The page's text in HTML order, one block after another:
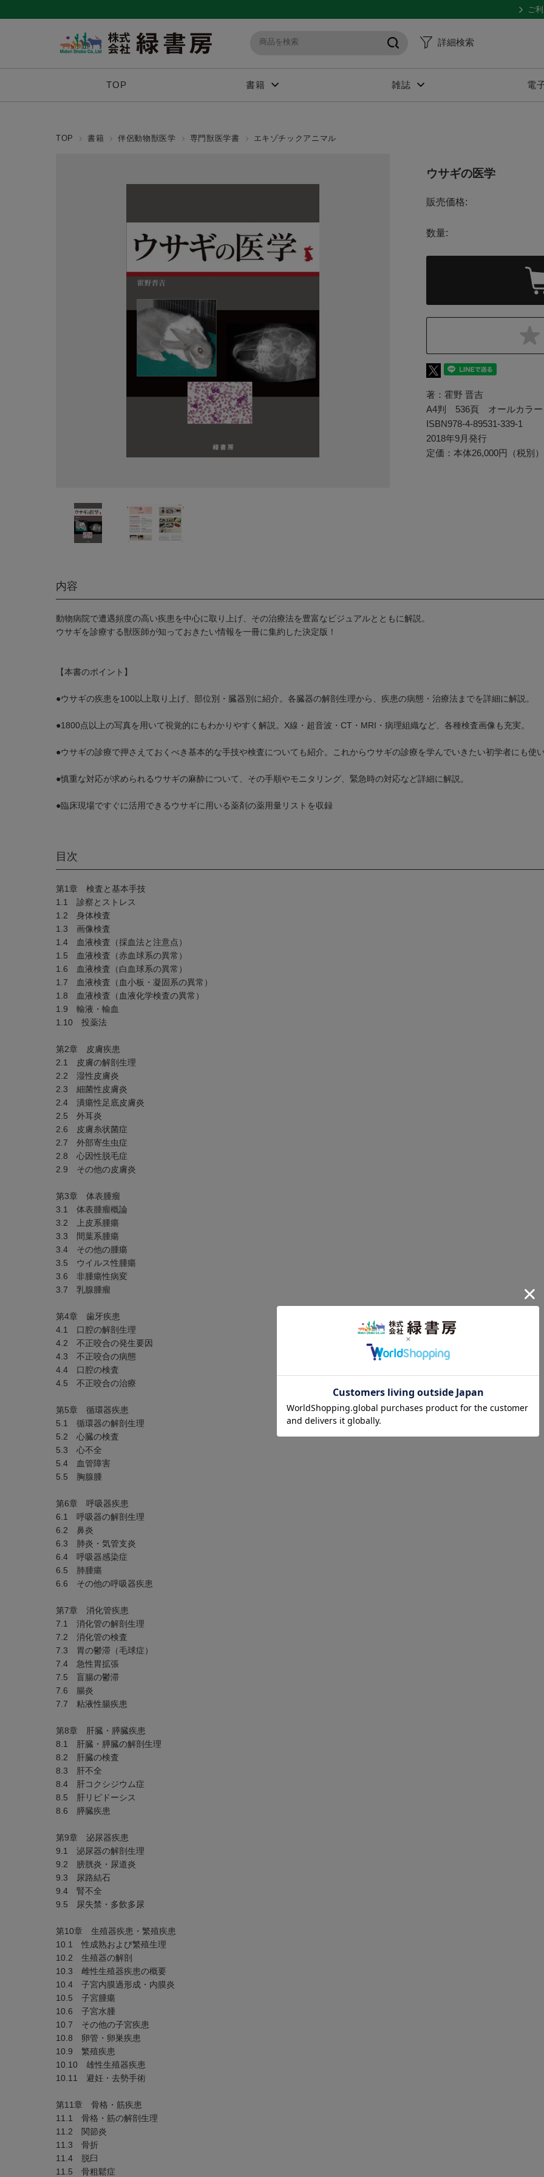
ご
詳細検索
TOP 書籍 雑誌 電
TOP 書籍 伴侶動物獣医学 専門獣医学書 エキゾチックアニマル
ウサギの医学
販売価格:
数量:
著：霍野 晋吉
A4判 536頁 オールカラー
ISBN978-4-89531-339-1
2018年9月発行
定価：本体26,000円（税別）
内容
動物病院で遭遇頻度の高い疾患を中心に取り上げ、その治療法を豊富なビジュアルとともに解説。
ウサギを診療する獣医師が知っておきたい情報を一冊に集約した決定版！
【本書のポイント】
●ウサギの疾患を100以上取り上げ、部位別・臓器別に紹介。各臓器の解剖生理から、疾患の病態・治療法までを詳細に解説。
●1800点以上の写真を用いて視覚的にもわかりやすく解説。X線・超音波・CT・MRI・病理組織など、各種検査画像も充実。
●ウサギの診療で押さえておくべき基本的な手技や検査についても紹介。これからウサギの診療を学んでいきたい初学者にも使い
●慎重な対応が求められるウサギの麻酔について、その手順やモニタリング、緊急時の対応など詳細に解説。
●臨床現場ですぐに活用できるウサギに用いる薬剤の薬用量リストを収録
目次
第1章 検査と基本手技
1.1 診察とストレス
1.2 身体検査
1.3 画像検査
1.4 血液検査（採血法と注意点）
1.5 血液検査（赤血球系の異常）
1.6 血液検査（白血球系の異常）
1.7 血液検査（血小板・凝固系の異常）
1.8 血液検査（血液化学検査の異常）
1.9 輸液・輸血
1.10 投薬法
第2章 皮膚疾患
2.1 皮膚の解剖生理
2.2 湿性皮膚炎
2.3 細菌性皮膚炎
2.4 潰瘍性足底皮膚炎
2.5 外耳炎
2.6 皮膚糸状菌症
2.7 外部寄生虫症
2.8 心因性脱毛症
2.9 その他の皮膚炎
第3章 体表腫瘤
3.1 体表腫瘤概論
3.2 上皮系腫瘍
3.3 間葉系腫瘍
3.4 その他の腫瘍
3.5 ウイルス性腫瘍
3.6 非腫瘍性病変
3.7 乳腺腫瘤
第4章 歯牙疾患
4.1 口腔の解剖生理
4.2 不正咬合の発生要因
4.3 不正咬合の病態
4.4 口腔の検査
4.5 不正咬合の治療
第5章 循環器疾患
5.1 循環器の解剖生理
5.2 心臓の検査
5.3 心不全
5.4 血管障害
5.5 胸腺腫
第6章 呼吸器疾患
6.1 呼吸器の解剖生理
6.2 鼻炎
6.3 肺炎・気管支炎
6.4 呼吸器感染症
6.5 肺腫瘍
6.6 その他の呼吸器疾患
第7章 消化管疾患
7.1 消化管の解剖生理
7.2 消化管の検査
7.3 胃の鬱滞（毛球症）
7.4 急性胃拡張
7.5 盲腸の鬱滞
7.6 腸炎
7.7 粘液性腸疾患
第8章 肝臓・膵臓疾患
8.1 肝臓・膵臓の解剖生理
8.2 肝臓の検査
8.3 肝不全
8.4 肝コクシジウム症
8.5 肝リピドーシス
8.6 膵臓疾患
第9章 泌尿器疾患
9.1 泌尿器の解剖生理
9.2 膀胱炎・尿道炎
9.3 尿路結石
9.4 腎不全
9.5 尿失禁・多飲多尿
第10章 生殖器疾患・繁殖疾患
10.1 性成熟および繁殖生理
10.2 生殖器の解剖
10.3 雌性生殖器疾患の概要
10.4 子宮内膜過形成・内膜炎
10.5 子宮腫瘍
10.6 子宮水腫
10.7 その他の子宮疾患
10.8 卵管・卵巣疾患
10.9 繁殖疾患
10.10 雄性生殖器疾患
10.11 避妊・去勢手術
第11章 骨格・筋疾患
11.1 骨格・筋の解剖生理
11.2 関節炎
11.3 骨折
11.4 脱臼
11.5 骨粗鬆症